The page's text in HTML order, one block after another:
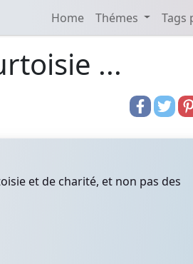
Home Thémes Tags
...
et de charité, et non pas des